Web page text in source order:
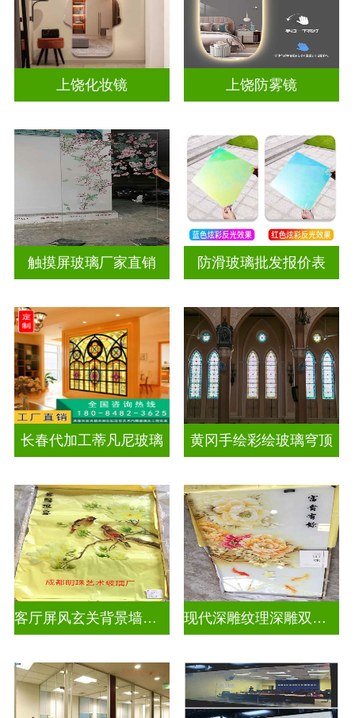
上饶化妆镜 上饶防雾镜
触摸屏玻璃厂家直销 防滑玻璃批发报价表
长春代加工蒂凡尼玻璃 黄冈手绘彩绘玻璃穹顶
客厅屏风玄关背景墙深雕浮雕玻璃 现代深雕纹理深雕双面效果